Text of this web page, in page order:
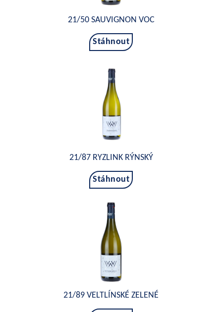
21/50 SAUVIGNON VOC
Stáhnout
21/87 RYZLINK RÝNSKÝ
Stáhnout
21/89 VELTLÍNSKÉ ZELENÉ